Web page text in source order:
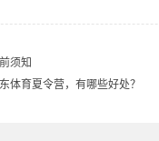
须知
体育夏令营，有哪些好处？